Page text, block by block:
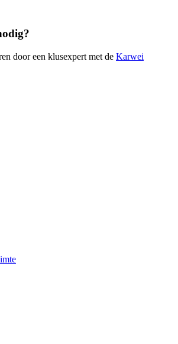
door een klusexpert met de Karwei